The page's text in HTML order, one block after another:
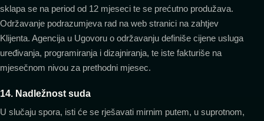
sklapa se na period od 12 mjeseci te se prećutno produžava.
Održavanje podrazumjeva rad na web stranici na zahtjev
Klijenta. Agencija u Ugovoru o održavanju definiše cijene usluga
uređivanja, programiranja i dizajniranja, te iste fakturiše na
mjesečnom nivou za prethodni mjesec.
14. Nadležnost suda
U slučaju spora, isti će se rješavati mirnim putem, u suprotnom,